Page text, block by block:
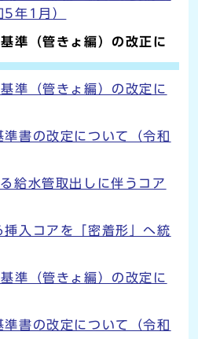
5年1月）
準（管きょ編）の改正に
準（管きょ編）の改定に
書の改定について（令和
給水管取出しに伴うコア
入コアを「密着形」へ統
準（管きょ編）の改定に
書の改定について（令和